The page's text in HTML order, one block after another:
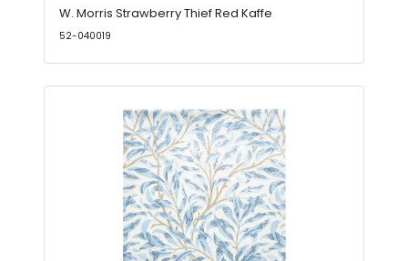
W. Morris Strawberry Thief Red Kaffe
52-040019